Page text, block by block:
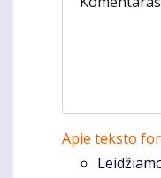
Apie teksto